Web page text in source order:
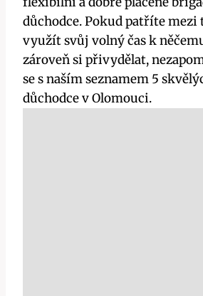
důchodce. Pokud patříte
využít svůj volný čas k
zároveň si přivydělat,
se s naším seznamem 5
důchodce v Olomouci.